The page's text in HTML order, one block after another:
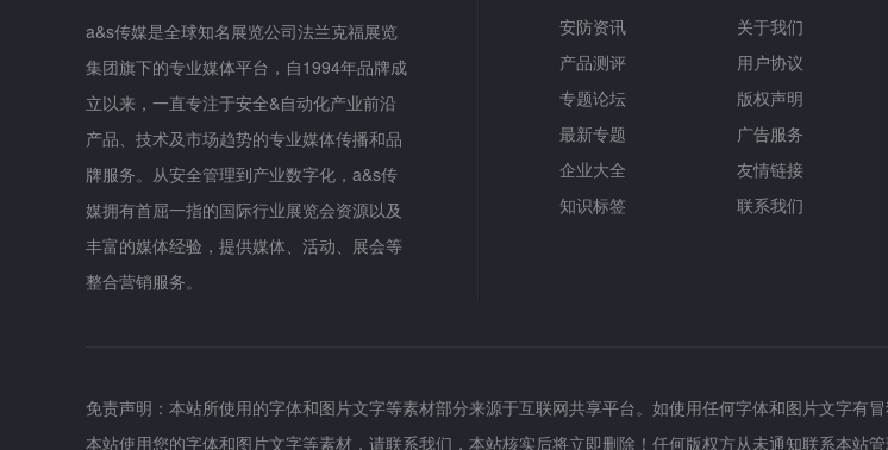
a&s传媒是全球知名展览公司法兰克福展览
集团旗下的专业媒体平台，自1994年品牌成
立以来，一直专注于安全&自动化产业前沿
产品、技术及市场趋势的专业媒体传播和品
牌服务。从安全管理到产业数字化，a&s传
媒拥有首屈一指的国际行业展览会资源以及
丰富的媒体经验，提供媒体、活动、展会等
整合营销服务。
安防资讯
产品测评
专题论坛
最新专题
企业大全
知识标签
关于我们
用户协议
版权声明
广告服务
友情链接
联系我们
免责声明：本站所使用的字体和图片文字等素材部分来源于互联网共享平台。如使用任何字体和图片文字
本站使用您的字体和图片文字等素材，请联系我们，本站核实后将立即删除！任何版权方从未通知联系本站